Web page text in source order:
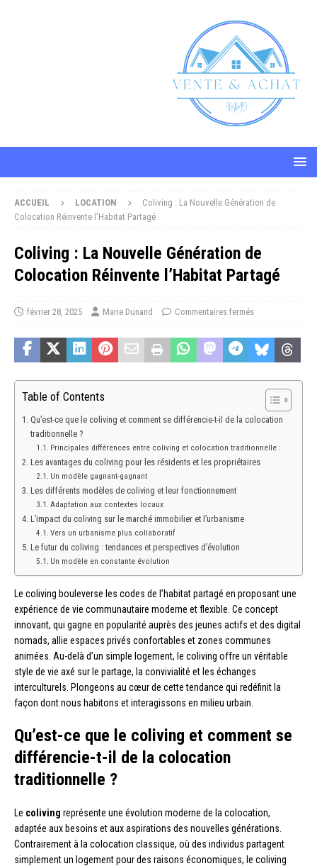
ACCUEIL LOCATION
Coliving : La Nouvelle Génération de
Colocation Réinvente l’Habitat Partagé
Coliving : La Nouvelle Génération de
Colocation Réinvente l’Habitat Partagé
février 28, 2025 Marie Dunand Commentaires fermés
Table of Contents
Qu’est-ce que le coliving et comment se différencie-t-il de la colocation
traditionnelle ?
Principales différences entre coliving et colocation traditionnelle :
Les avantages du coliving pour les résidents et les propriétaires
Un modèle gagnant-gagnant
Les différents modèles de coliving et leur fonctionnement
Adaptation aux contextes locaux
L’impact du coliving sur le marché immobilier et l’urbanisme
Vers un urbanisme plus collaboratif
Le futur du coliving : tendances et perspectives d’évolution
Un modèle en constante évolution
Le coliving bouleverse les codes de l’habitat partagé en proposant une
expérience de vie communautaire moderne et flexible. Ce concept
innovant, qui gagne en popularité auprès des jeunes actifs et des digital
nomads, allie espaces privés confortables et zones communes
animées. Au-delà d’un simple logement, le coliving offre un véritable
style de vie axé sur le partage, la convivialité et les échanges
interculturels. Plongeons au cœur de cette tendance qui redéfinit la
façon dont nous habitons et interagissons en milieu urbain.
Qu’est-ce que le coliving et comment se
différencie-t-il de la colocation
traditionnelle ?
Le coliving représente une évolution moderne de la colocation,
adaptée aux besoins et aux aspirations des nouvelles générations.
Contrairement à la colocation classique, où des individus partagent
simplement un logement pour des raisons économiques, le coliving